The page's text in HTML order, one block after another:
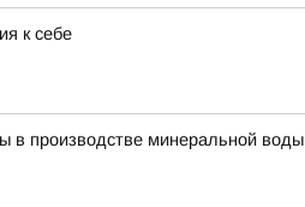
к себе
в производстве минеральной воды